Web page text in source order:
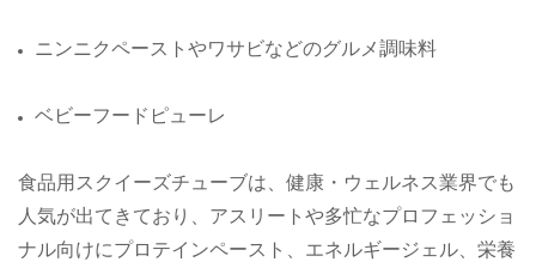
ニンニクペーストやワサビなどのグルメ調味料
ベビーフードピューレ
食品用スクイーズチューブは、健康・ウェルネス業界でも
人気が出てきており、アスリートや多忙なプロフェッショ
ナル向けにプロテインペースト、エネルギージェル、栄養